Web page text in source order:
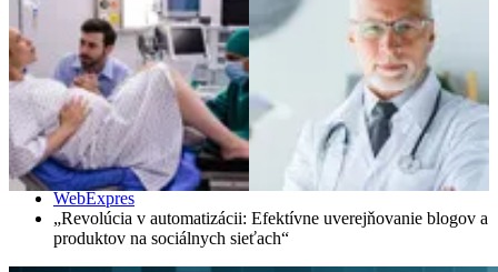
Domáce
WebExpres
„Revolúcia v automatizácii: Efektívne uverejňovanie blogov a
produktov na sociálnych sieťach“